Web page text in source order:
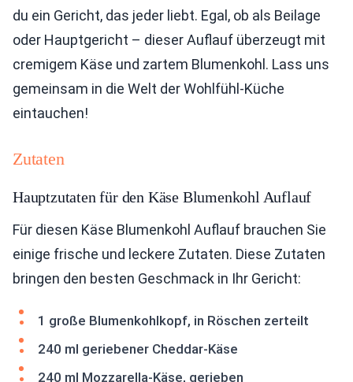
du ein Gericht, das jeder liebt. Egal, ob als Beilage
oder Hauptgericht – dieser Auflauf überzeugt mit
cremigem Käse und zartem Blumenkohl. Lass uns
gemeinsam in die Welt der Wohlfühl-Küche
eintauchen!
Zutaten
Hauptzutaten für den Käse Blumenkohl Auflauf
Für diesen Käse Blumenkohl Auflauf brauchen Sie
einige frische und leckere Zutaten. Diese Zutaten
bringen den besten Geschmack in Ihr Gericht:
1 große Blumenkohlkopf, in Röschen zerteilt
240 ml geriebener Cheddar-Käse
240 ml Mozzarella-Käse, gerieben